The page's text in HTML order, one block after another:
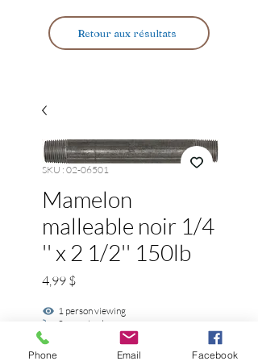
Retour aux résultats
SKU : 02-06501
Mamelon
malleable noir 1/4
'' x 2 1/2'' 150lb
4,99 $Prix
1 person viewing
0 recent sale
Phone Email Facebook